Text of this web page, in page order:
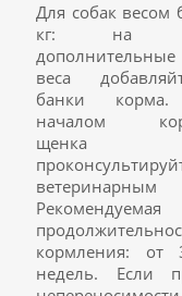
Для собак весом
кг: на
веса
банки
началом
щенка
ветеринарным
Рекомендуемая
кормления:
недель. Если